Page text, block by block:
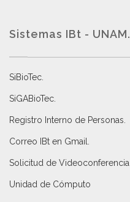
Sistemas IBt - UNAM.
SiBioTec
SiGABioTec.
Registro Interno de Personas
Correo IBt en Gmail
Solicitud de Videoconferencia.
Unidad de Cómputo